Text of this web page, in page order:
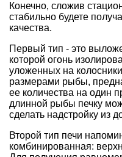
Конечно, сложив
стабильно будете
качества.
Первый тип - это
которой огонь
уложенных на
размерами рыбы,
ее количества на один
длинной рыбы печку
сделать надстройку из
Второй тип печи
комбинированная: